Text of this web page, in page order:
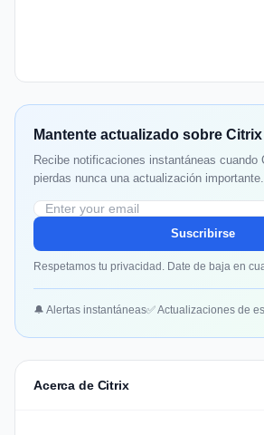
Mantente actualizado sobre Citrix
Recibe notificaciones instantáneas cuando
pierdas nunca una actualización importante.
Suscribirse
Respetamos tu privacidad. Date de baja en
🔔 Alertas instantáneas✅ Actualizaciones de
Acerca de Citrix